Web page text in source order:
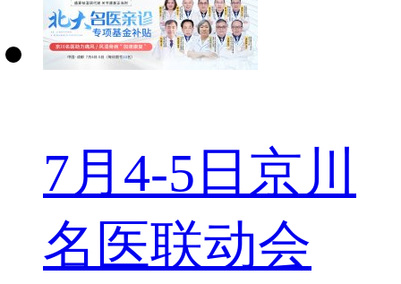
7月4-5日京川
名医联动会